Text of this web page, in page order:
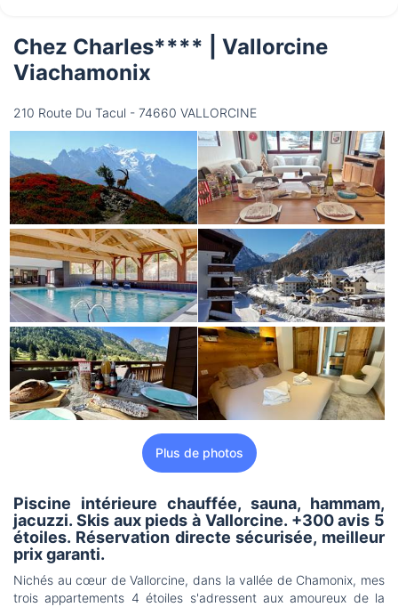
Samedi
non disponible
Chez Charles**** | Vallorcine
Viachamonix
210 Route Du Tacul - 74660 VALLORCINE
Plus de photos
Piscine intérieure chauffée, sauna, hammam,
jacuzzi. Skis aux pieds à Vallorcine. +300 avis 5
étoiles. Réservation directe sécurisée, meilleur
prix garanti.
Nichés au cœur de Vallorcine, dans la vallée de Chamonix, mes
trois appartements 4 étoiles s'adressent aux amoureux de la